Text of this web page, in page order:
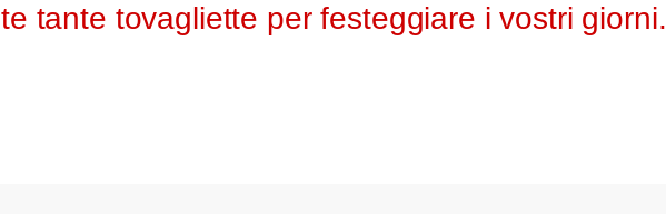
tante tovagliette per festeggiare i vostri giorni.